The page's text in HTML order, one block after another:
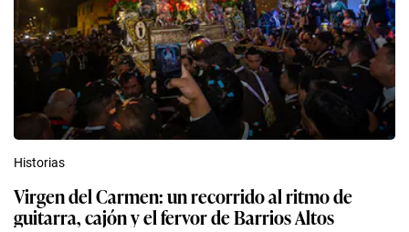
Historias
Virgen del Carmen: un recorrido al ritmo de
guitarra, cajón y el fervor de Barrios Altos